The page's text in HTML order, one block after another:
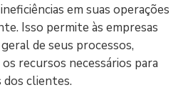
em suas operações
Isso permite às empresas
de seus processos,
recursos necessários para
dos clientes.